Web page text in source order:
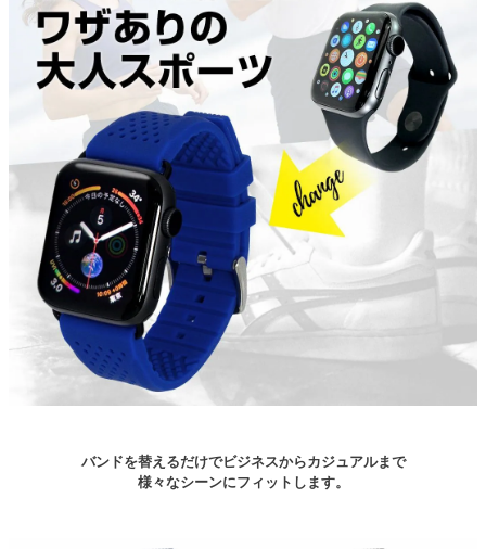
バンドを替えるだけでビジネスからカジュアルまで
様々なシーンにフィットします。